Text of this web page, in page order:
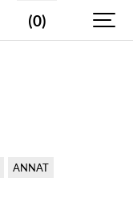
(0)
ANNAT